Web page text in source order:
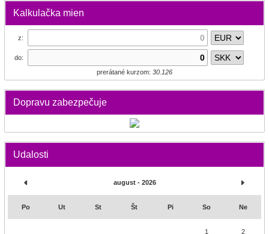
Kalkulačka mien
z:
do:
prerátané kurzom: 30.126
Dopravu zabezpečuje
Udalosti
august - 2026
Po Ut St Št Pi So Ne
1 2